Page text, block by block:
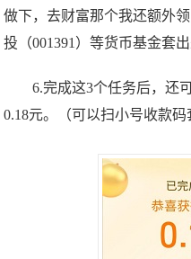
做下，去财富那个我还额外
投（001391）等货币基金套出
6.完成这3个任务后，还
0.18元。（可以扫小号收款码